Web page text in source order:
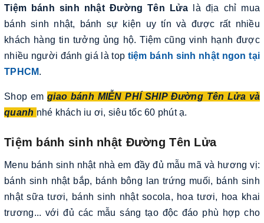
Tiệm bánh sinh nhật Đường Tên Lửa
là địa chỉ mua
bánh sinh nhật, bánh sự kiện uy tín và được rất nhiều
khách hàng tin tưởng ủng hộ. Tiệm cũng vinh hạnh được
nhiều người đánh giá là top tiệm bánh sinh nhật ngon tại
TPHCM.
Shop em giao bánh MIỄN PHÍ SHIP Đường Tên Lửa và
quanh nhé khách iu ơi, siêu tốc 60 phút ạ.
Tiệm bánh sinh nhật Đường Tên Lửa
Menu bánh sinh nhật nhà em đầy đủ mẫu mã và hương vị:
bánh sinh nhật bắp, bánh bông lan trứng muối, bánh sinh
nhật sữa tươi, bánh sinh nhật socola, hoa tươi, hoa khai
trương... với đủ các mẫu sáng tạo độc đáo phù hợp cho